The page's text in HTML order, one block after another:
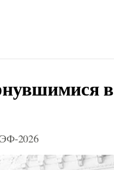
в
2026